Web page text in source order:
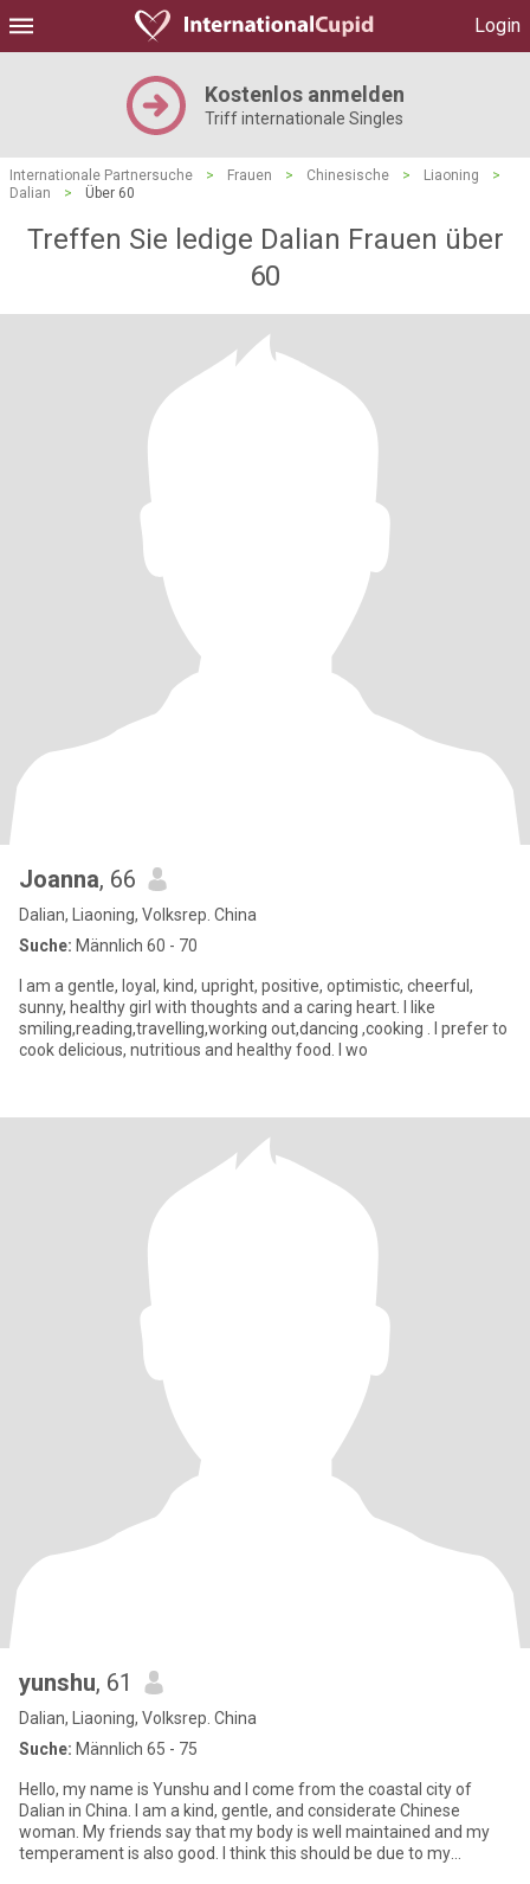
Login
Kostenlos anmelden
Triff internationale Singles
Internationale Partnersuche > Frauen > Chinesische > Liaoning
>
Dalian
> Über 60
Treffen Sie ledige Dalian Frauen über
60
Joanna, 66
Dalian, Liaoning, Volksrep. China
Suche: Männlich 60 - 70
I am a gentle, loyal, kind, upright, positive, optimistic, cheerful,
sunny, healthy girl with thoughts and a caring heart. I like
smiling,reading,travelling,working out,dancing ,cooking . I prefer to
cook delicious, nutritious and healthy food. I wo
yunshu, 61
Dalian, Liaoning, Volksrep. China
Suche: Männlich 65 - 75
Hello, my name is Yunshu and I come from the coastal city of
Dalian in China. I am a kind, gentle, and considerate Chinese
woman. My friends say that my body is well maintained and my
temperament is also good. I think this should be due to my